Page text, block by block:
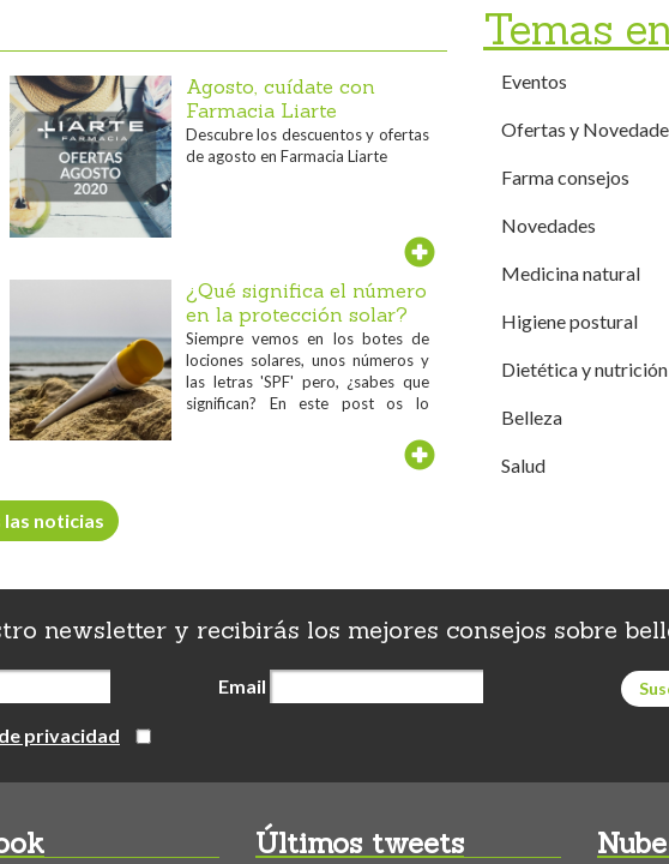
Agosto, cuídate con
Farmacia Liarte
Descubre los descuentos y ofertas
de agosto en Farmacia Liarte
¿Qué significa el número
en la protección solar?
Siempre vemos en los botes de
lociones solares, unos números y
las letras 'SPF' pero, ¿sabes que
significan? En este post os lo
noticias
Temas
Eventos
Ofertas y
Farma consejos
Novedades
Medicina natural
Higiene postural
Dietética y nutrición
Belleza
Salud
newsletter y recibirás los mejores consejos sobre
Email
privacidad
Últimos tweets